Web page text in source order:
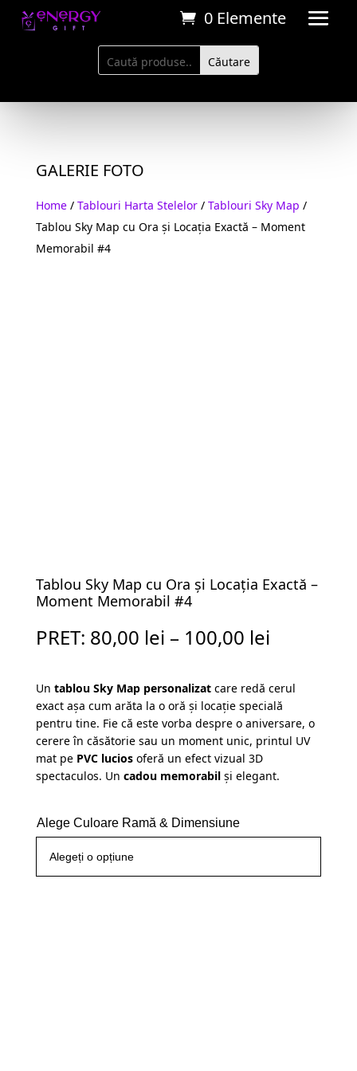
0 Elemente
GALERIE FOTO
Home/ Tablouri Harta Stelelor/ Tablouri Sky Map /
Tablou Sky Map cu Ora și Locația Exactă – Moment
Memorabil #4
Tablou Sky Map cu Ora și Locația Exactă –
Moment Memorabil #4
PRET: 80,00 lei – 100,00 lei
Un tablou Sky Map personalizatcare redă cerul
exact așa cum arăta la o oră și locație specială
pentru tine. Fie că este vorba despre o aniversare, o
cerere în căsătorie sau un moment unic, printul UV
mat pe PVC luciosoferă un efect vizual 3D
spectaculos. Un cadou memorabilși elegant.
Alege Culoare Ramă & Dimensiune